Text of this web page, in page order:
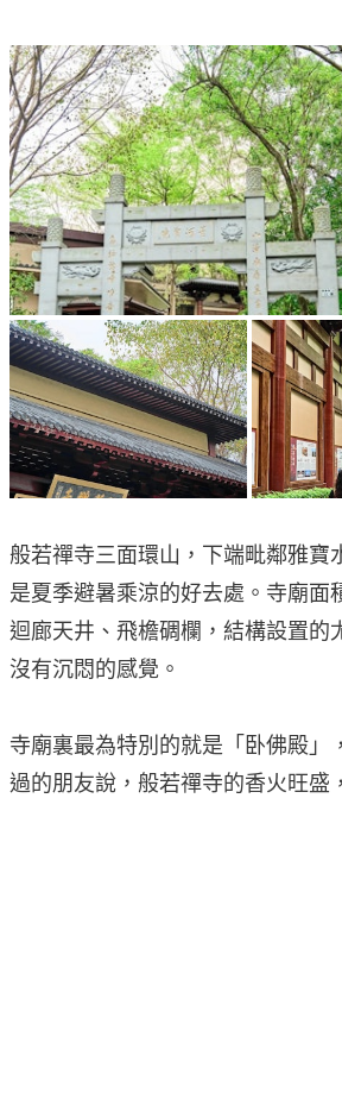
般若禪寺三面環山，下端毗鄰雅寶
是夏季避暑乘涼的好去處。寺廟
迴廊天井、飛檐碉欄，結構設置的
沒有沉悶的感覺。
寺廟裏最為特別的就是「卧佛殿
過的朋友說，般若禪寺的香火旺盛